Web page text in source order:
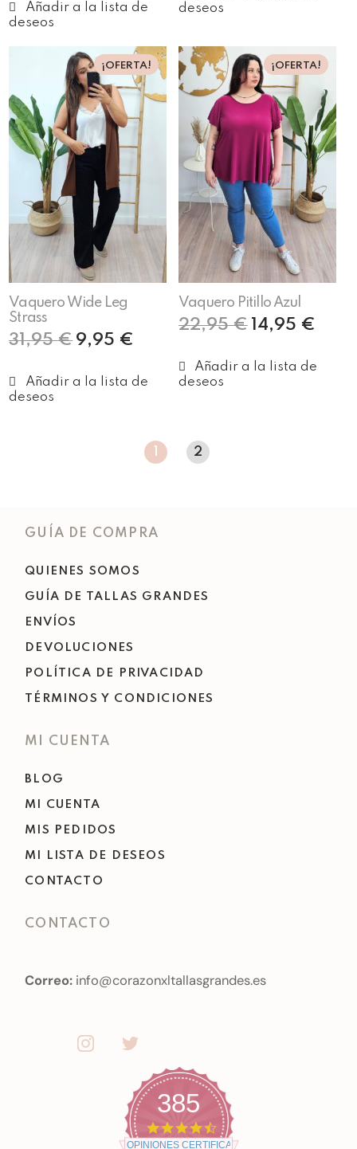
¡OFERTA!
Vaquero Wide Leg
Strass
31,95€ 9,95 €
¡OFERTA!
Vaquero Pitillo Azul
22,95€ 14,95 €
2
GUÍA DE COMPRA
QUIENES SOMOS
GUÍA DE TALLAS GRANDES
ENVÍOS
DEVOLUCIONES
POLÍTICA DE PRIVACIDAD
TÉRMINOS Y CONDICIONES
MI CUENTA
BLOG
MI CUENTA
MIS PEDIDOS
MI LISTA DE DESEOS
CONTACTO
CONTACTO
Correo: info@corazonxltallasgrandes.es
385
4
.
OPINIONES CERTIFICADAS